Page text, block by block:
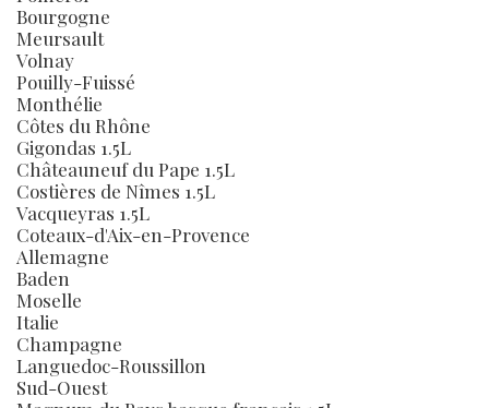
Bourgogne
Meursault
Volnay
Pouilly-Fuissé
Monthélie
Côtes du Rhône
Gigondas 1.5L
Châteauneuf du Pape 1.5L
Costières de Nîmes 1.5L
Vacqueyras 1.5L
Coteaux-d'Aix-en-Provence
Allemagne
Baden
Moselle
Italie
Champagne
Languedoc-Roussillon
Sud-Ouest